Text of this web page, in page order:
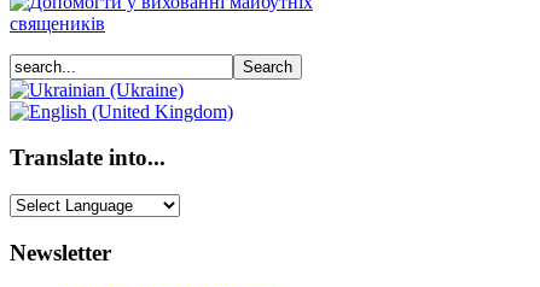
Translate into...
Newsletter